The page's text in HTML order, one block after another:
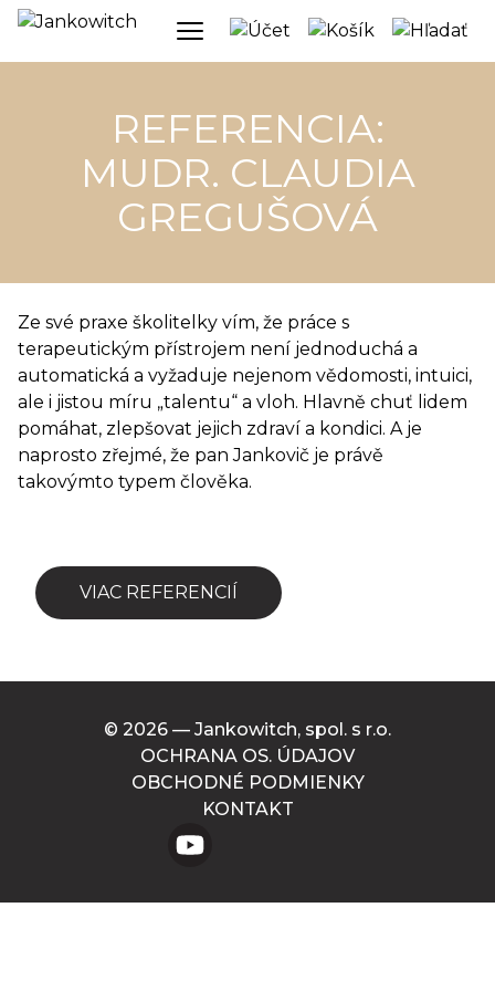
REFERENCIA:
MUDR. CLAUDIA
GREGUŠOVÁ
Ze své praxe školitelky vím, že práce s
terapeutickým přístrojem není jednoduchá a
automatická a vyžaduje nejenom vědomosti, intuici,
ale i jistou míru „talentu“ a vloh. Hlavně chuť lidem
pomáhat, zlepšovat jejich zdraví a kondici. A je
naprosto zřejmé, že pan Jankovič je právě
takovýmto typem člověka.
VIAC REFERENCIÍ
© 2026 — Jankowitch, spol. s r.o.
OCHRANA OS. ÚDAJOV
OBCHODNÉ PODMIENKY
KONTAKT